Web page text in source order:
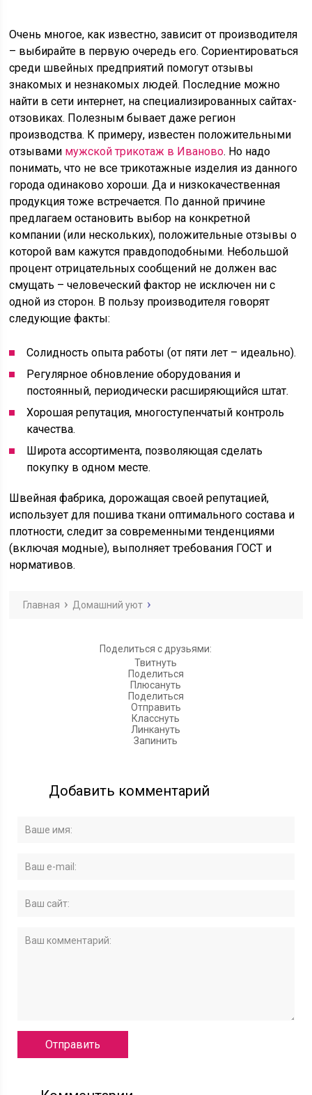
Очень многое, как известно, зависит от производителя
– выбирайте в первую очередь его. Сориентироваться
среди швейных предприятий помогут отзывы
знакомых и незнакомых людей. Последние можно
найти в сети интернет, на специализированных сайтах-
отзовиках. Полезным бывает даже регион
производства. К примеру, известен положительными
отзывами мужской трикотаж в Иваново. Но надо
понимать, что не все трикотажные изделия из данного
города одинаково хороши. Да и низкокачественная
продукция тоже встречается. По данной причине
предлагаем остановить выбор на конкретной
компании (или нескольких), положительные отзывы о
которой вам кажутся правдоподобными. Небольшой
процент отрицательных сообщений не должен вас
смущать – человеческий фактор не исключен ни с
одной из сторон. В пользу производителя говорят
следующие факты:
Солидность опыта работы (от пяти лет – идеально).
Регулярное обновление оборудования и
постоянный, периодически расширяющийся штат.
Хорошая репутация, многоступенчатый контроль
качества.
Широта ассортимента, позволяющая сделать
покупку в одном месте.
Швейная фабрика, дорожащая своей репутацией,
использует для пошива ткани оптимального состава и
плотности, следит за современными тенденциями
(включая модные), выполняет требования ГОСТ и
нормативов.
Главная Домашний уют
Поделиться с друзьями:
Твитнуть
Поделиться
Плюсануть
Поделиться
Отправить
Класснуть
Линкануть
Запинить
Добавить комментарий